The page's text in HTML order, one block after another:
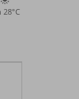
28°C